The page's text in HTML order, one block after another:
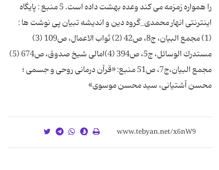
را همواره زمزمه می كند وعده بهشت داده است. 5 منبع : پایگاه
اینترنتی انهار محمدی_گروه دین و اندیشه تبیان پی نوشت ها :
(1) مجمع البیان، ج8، ص42 (2) ثواب الاعمال، ص109 (3)
مستدرك الوسائل، ج5، ص394 (4)امالی شیخ صدوق، ص674 (5)
مجمع البیان،ج7، ص51 منبع: «قرآن درمانی روحی و جسمی ؛
محسن آشتیانی، سید محسن موسوی»